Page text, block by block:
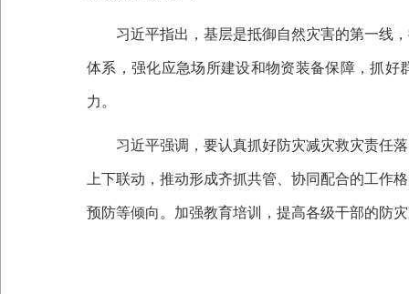
习近平指出，基层是抵御自然灾害的第一线，
体系，强化应急场所建设和物资装备保障，抓
力。
习近平强调，要认真抓好防灾减灾救灾责任
上下联动，推动形成齐抓共管、协同配合的工作
预防等倾向。加强教育培训，提高各级干部的防